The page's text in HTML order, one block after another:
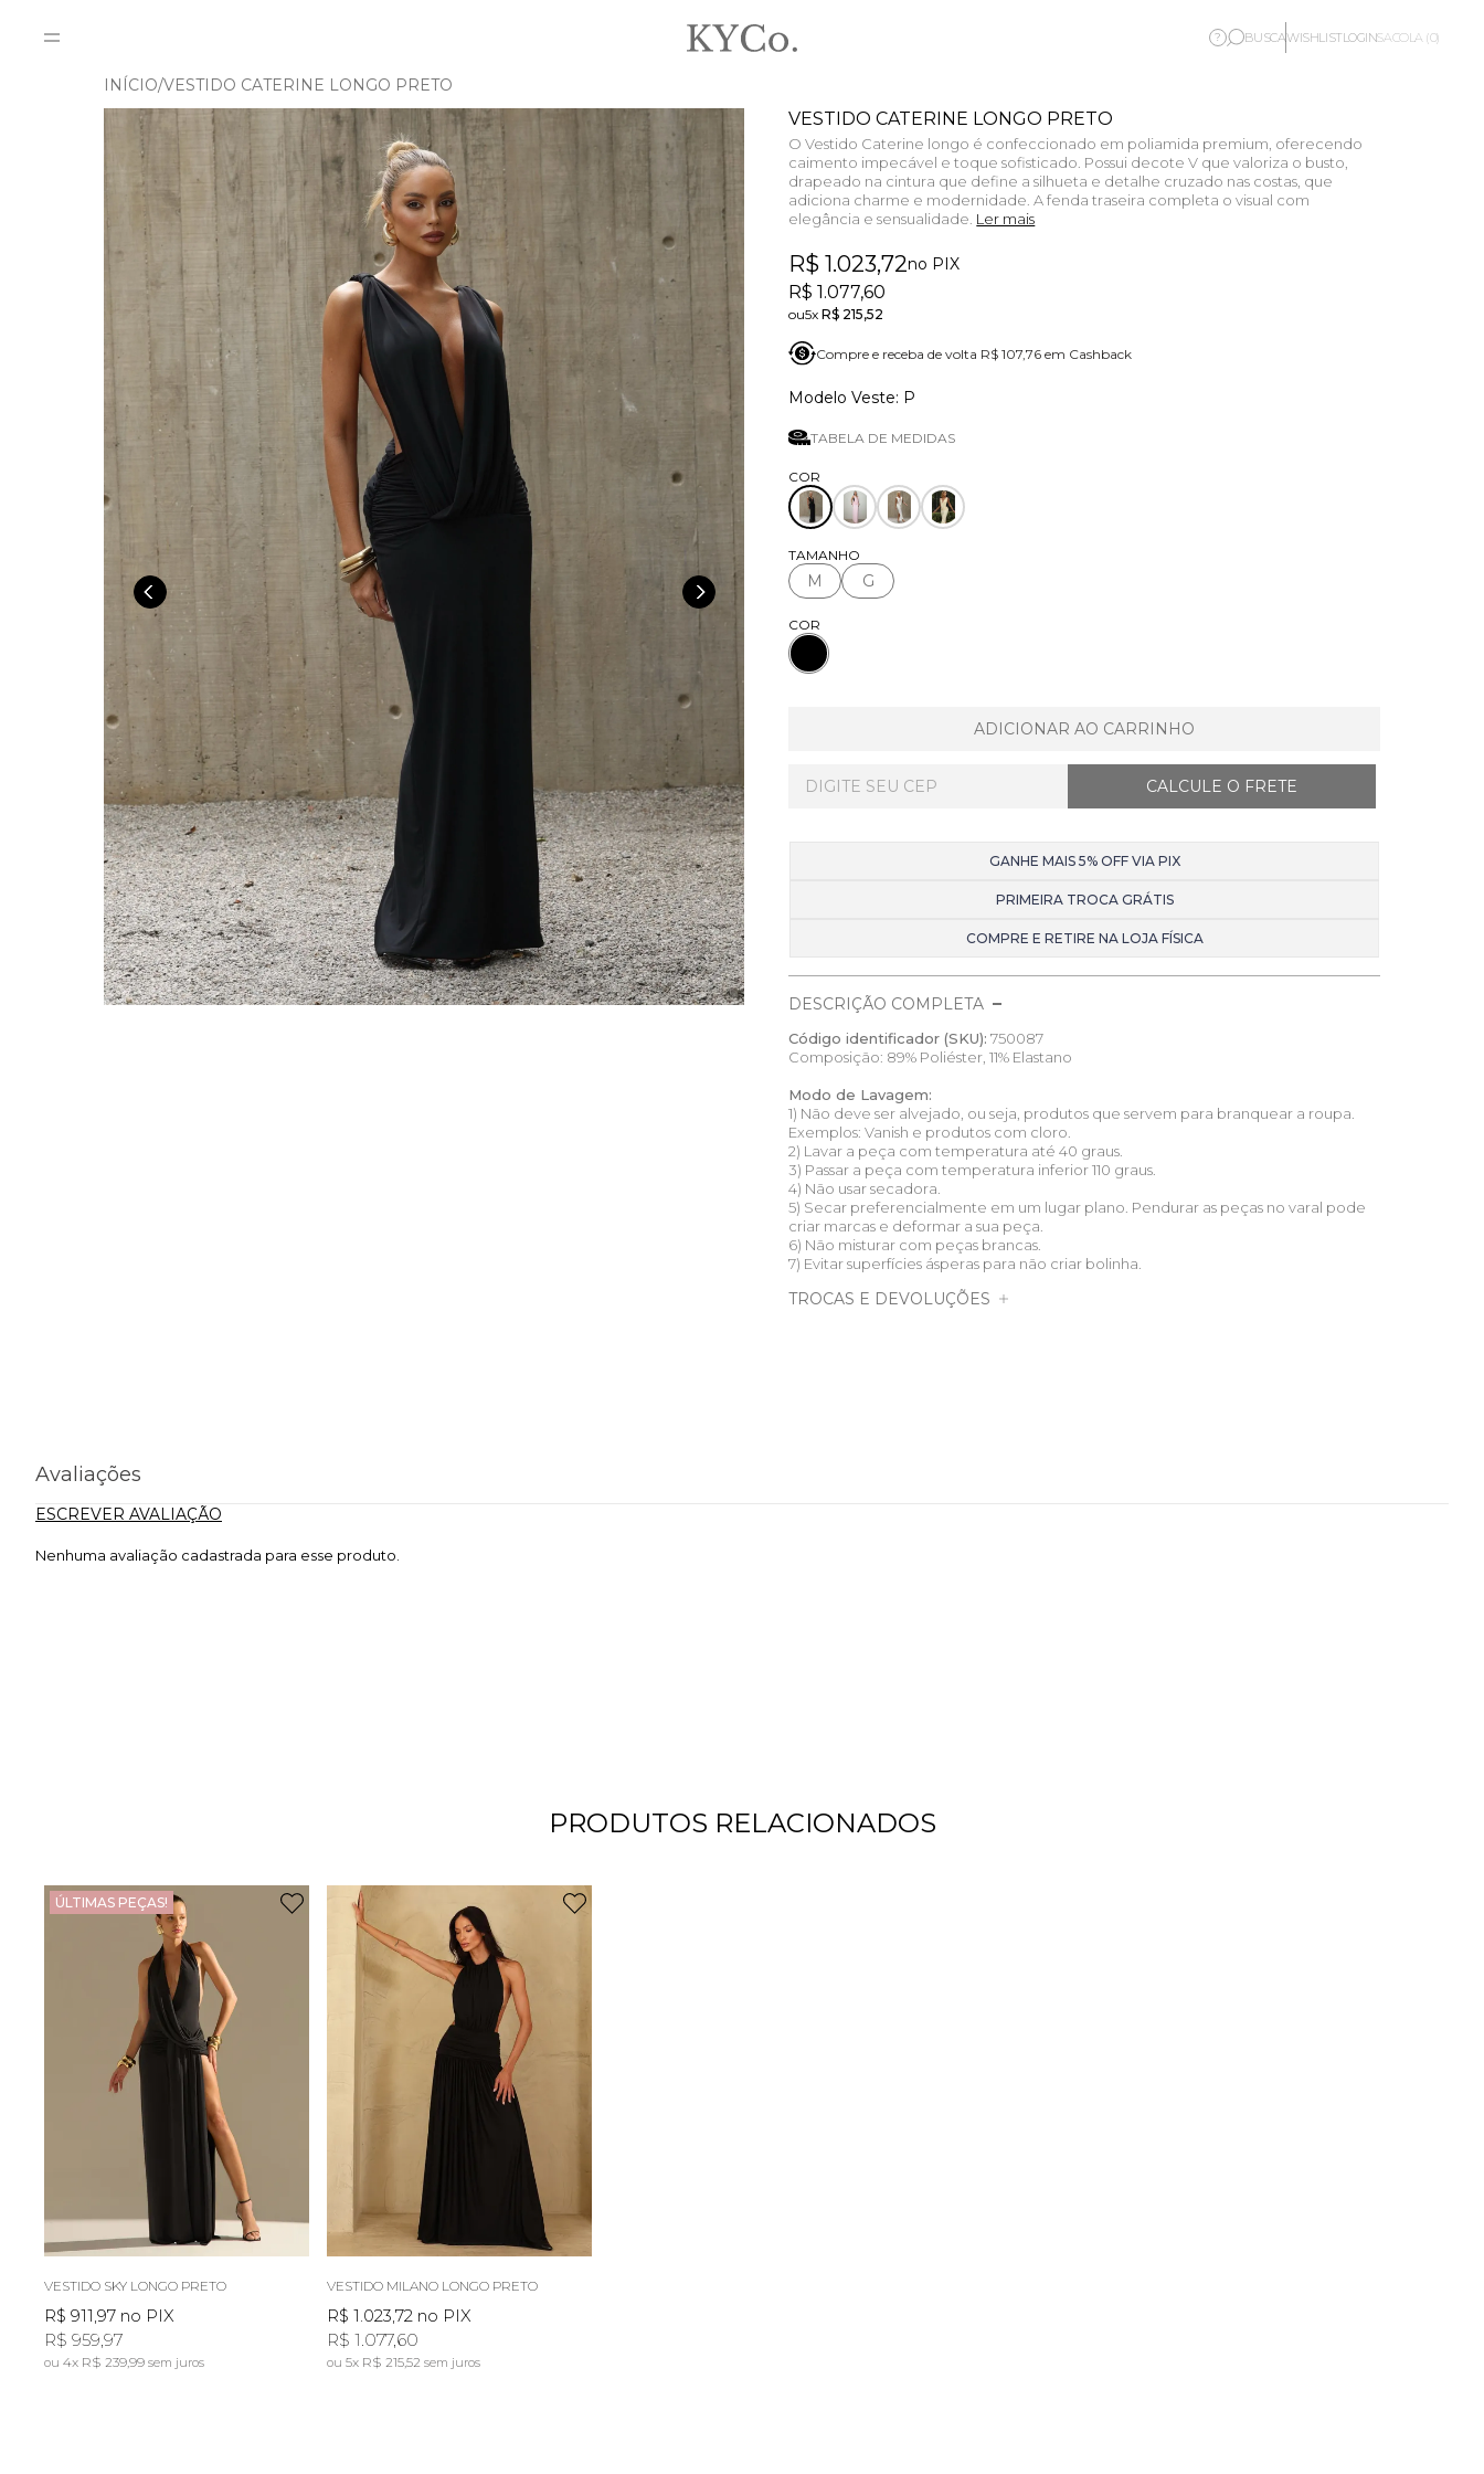
? BUSCAWISHLISTLOGINSACOLA (0)
INÍCIO VESTIDO CATERINE LONGO PRETO
VESTIDO CATERINE LONGO PRETO
O Vestido Caterine longo é confeccionado em poliamida premium, oferecendo
caimento impecável e toque sofisticado. Possui decote V que valoriza o busto,
drapeado na cintura que define a silhueta e detalhe cruzado nas costas, que
adiciona charme e modernidade. A fenda traseira completa o visual com
elegância e sensualidade. Ler mais
R$ 1.023,72no PIX
R$ 1.077,60
5xR$ 215,52
Compre e receba de volta R$ 107,76 em Cashback
P
TABELA DE MEDIDAS
TAMANHO
M G
COR
ADICIONAR AO CARRINHO
GANHE MAIS 5% OFF VIA PIX
PRIMEIRA TROCA GRÁTIS
COMPRE E RETIRE NA LOJA FÍSICA
DESCRIÇÃO COMPLETA
Código identificador (SKU): 750087
Composição: 89% Poliéster, 11% Elastano
Modo de Lavagem:
1) Não deve ser alvejado, ou seja, produtos que servem para branquear a roupa.
Exemplos: Vanish e produtos com cloro.
2) Lavar a peça com temperatura até 40 graus.
3) Passar a peça com temperatura inferior 110 graus.
4) Não usar secadora.
5) Secar preferencialmente em um lugar plano. Pendurar as peças no varal pode
criar marcas e deformar a sua peça.
6) Não misturar com peças brancas.
7) Evitar superfícies ásperas para não criar bolinha.
TROCAS E DEVOLUÇÕES
Avaliações
ESCREVER AVALIAÇÃO
Nenhuma avaliação cadastrada para esse produto.
PRODUTOS RELACIONADOS
ÚLTIMAS PEÇAS!
VESTIDO SKY LONGO PRETO
R$ 911,97 no PIX
R$ 959,97
4x R$ 239,99 sem juros
VESTIDO MILANO LONGO PRETO
R$ 1.023,72 no PIX
R$ 1.077,60
5x R$ 215,52 sem juros